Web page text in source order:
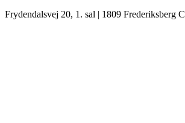
Frydendalsvej 20, 1. sal | 1809 Frederiksberg C